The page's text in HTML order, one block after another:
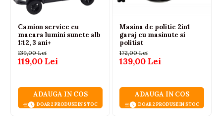
Camion service cu
macara lumini sunete alb
1:12, 3 ani+
139,00 Lei
119,00 Lei
ADAUGA IN COS
DOAR 2 PRODUSE IN STOC
Masina de politie 2in1
garaj cu masinute si
politist
172,00 Lei
139,00 Lei
ADAUGA IN COS
DOAR 2 PRODUSE IN STOC